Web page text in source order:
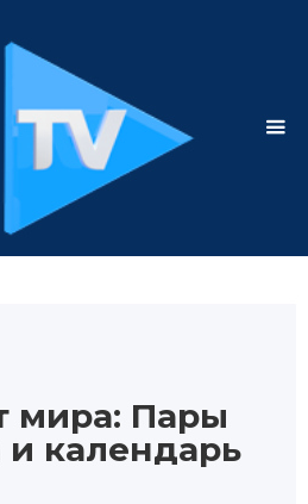
мира: Пары
и календарь